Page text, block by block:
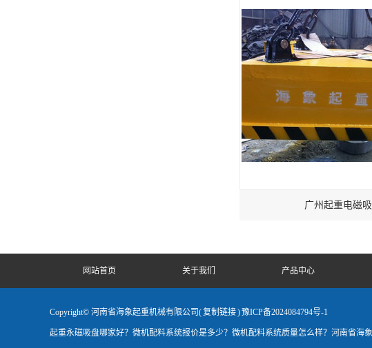
广州起重电磁
网站首页 关于我们 产品中心
Copyright© 河南省海象起重机械有限公司(复制链接)豫ICP备2024084794号-1
起重永磁吸盘哪家好？微机配料系统报价是多少？微机配料系统质量怎么样？河南省